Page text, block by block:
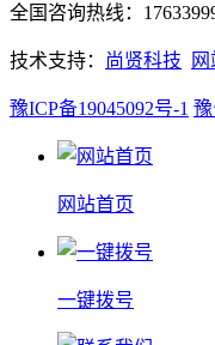
全国咨询热线：
技术支持： 尚贤科技
豫ICP备19045092号-1 豫
网站首页
一键拨号